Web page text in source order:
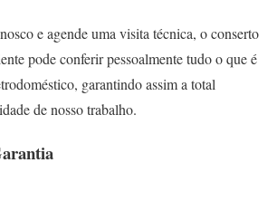
e agende uma visita técnica, o conserto
pode conferir pessoalmente tudo o que é
garantindo assim a total
de nosso trabalho.